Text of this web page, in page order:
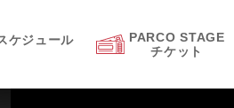
ケジュール
PARCO STAGE
チケット